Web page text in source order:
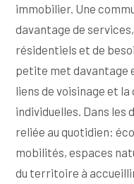
immobilier. Une
davantage de
résidentiels et de
petite met davantage
liens de voisinage et
individuelles. Dans les
reliée au quotidien:
mobilités, espaces
du territoire à